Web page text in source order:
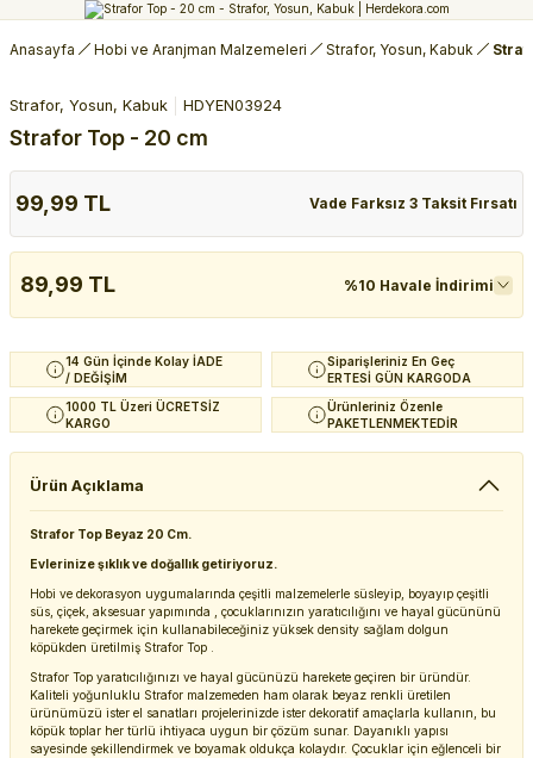
Anasayfa Hobi ve Aranjman Malzemeleri Strafor, Yosun, Kabuk
Strafor, Yosun, Kabuk HDYEN03924
Strafor Top - 20 cm
99,99 TL Vade Farksız 3 Taksit Fırsatı
89,99 TL %10 Havale İndirimi
14 Gün İçinde Kolay İADE
/ DEĞİŞİM
Siparişleriniz En Geç
ERTESİ GÜN KARGODA
1000 TL Üzeri ÜCRETSİZ
KARGO
Ürünleriniz Özenle
PAKETLENMEKTEDİR
Ürün Açıklama
Strafor Top Beyaz 20 Cm.
Evlerinize şıklık ve doğallık getiriyoruz.
Hobi ve dekorasyon uygumalarında çeşitli malzemelerle süsleyip, boyayıp çeşitli
süs, çiçek, aksesuar yapımında , çocuklarınızın yaratıcılığını ve hayal gücününü
harekete geçirmek için kullanabileceğiniz yüksek density sağlam dolgun
köpükden üretilmiş Strafor Top .
Strafor Top yaratıcılığınızı ve hayal gücünüzü harekete geçiren bir üründür.
Kaliteli yoğunluklu Strafor malzemeden ham olarak beyaz renkli üretilen
ürünümüzü ister el sanatları projelerinizde ister dekoratif amaçlarla kullanın, bu
köpük toplar her türlü ihtiyaca uygun bir çözüm sunar. Dayanıklı yapısı
sayesinde şekillendirmek ve boyamak oldukça kolaydır. Çocuklar için eğlenceli bir